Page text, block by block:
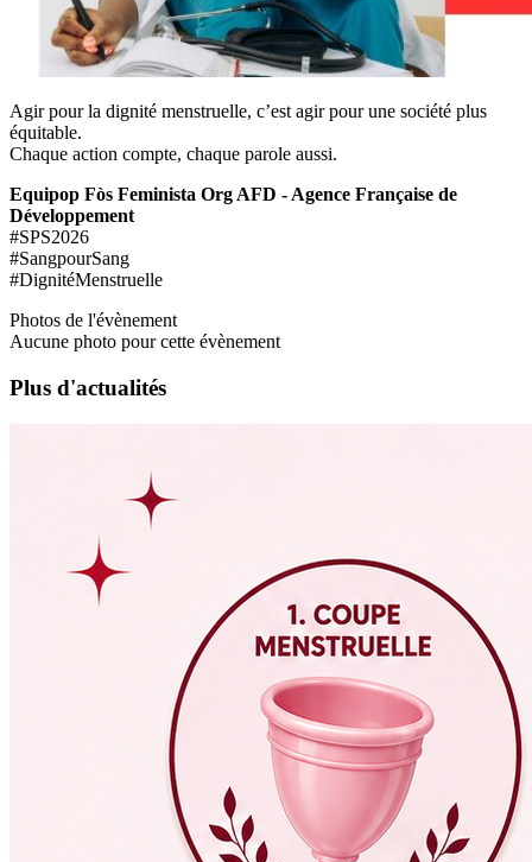
Agir pour la dignité menstruelle, c’est agir pour une société plus
équitable.
Chaque action compte, chaque parole aussi.
Equipop Fòs Feminista Org AFD - Agence Française de
Développement
#SPS2026
#SangpourSang
#DignitéMenstruelle
Photos de l'évènement
Aucune photo pour cette évènement
Plus d'actualités